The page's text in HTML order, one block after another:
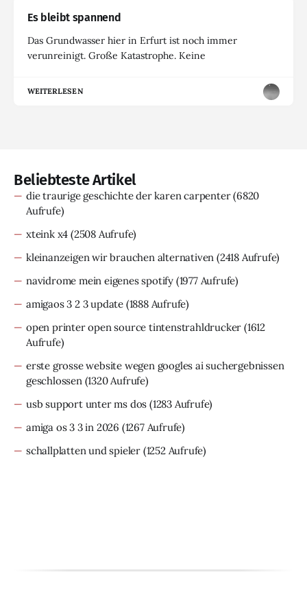
Es bleibt spannend
Das Grundwasser hier in Erfurt ist noch immer
verunreinigt. Große Katastrophe. Keine
WEITERLESEN
Beliebteste Artikel
die traurige geschichte der karen carpenter(6820
Aufrufe)
xteink x4 (2508 Aufrufe)
kleinanzeigen wir brauchen alternativen (2418 Aufrufe)
navidrome mein eigenes spotify (1977 Aufrufe)
amigaos 3 2 3 update (1888 Aufrufe)
open printer open source tintenstrahldrucker (1612
Aufrufe)
erste grosse website wegen googles ai suchergebnissen
geschlossen(1320 Aufrufe)
usb support unter ms dos (1283 Aufrufe)
amiga os 3 3 in 2026 (1267 Aufrufe)
schallplatten und spieler (1252 Aufrufe)